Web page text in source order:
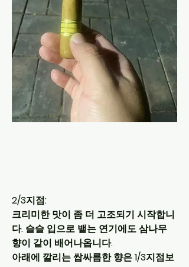
2/3지점:
크리미한 맛이 좀 더 고조되기 시작합니
다. 슬슬 입으로 뱉는 연기에도 삼나무
향이 같이 배어나옵니다.
아래에 깔리는 쌉싸름한 향은 1/3지점보